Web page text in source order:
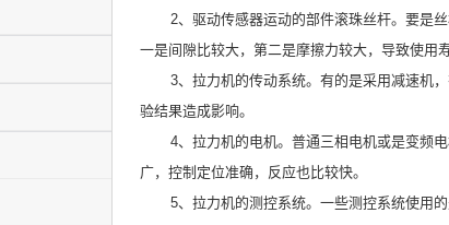
2、驱动传感器运动的部件滚珠丝杆。要是丝
一是间隙比较大，第二是摩擦力较大，导致使用
3、拉力机的传动系统。有的是采用减速机，
验结果造成影响。
4、拉力机的电机。普通三相电机或是变频电
广，控制定位准确，反应也比较快。
5、拉力机的测控系统。一些测控系统使用的